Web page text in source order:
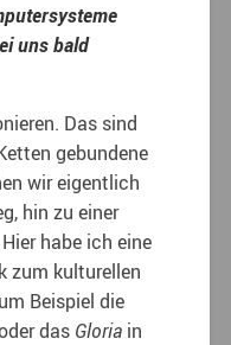
uns bald
Das sind
gebundene
wir eigentlich
hin zu einer
habe ich eine
zum kulturellen
Beispiel die
das Gloria in